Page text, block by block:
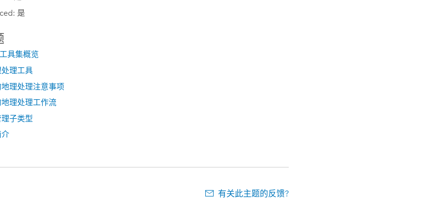
是
具集概览
理工具
理处理注意事项
理处理工作流
子类型
有关此主题的反馈?